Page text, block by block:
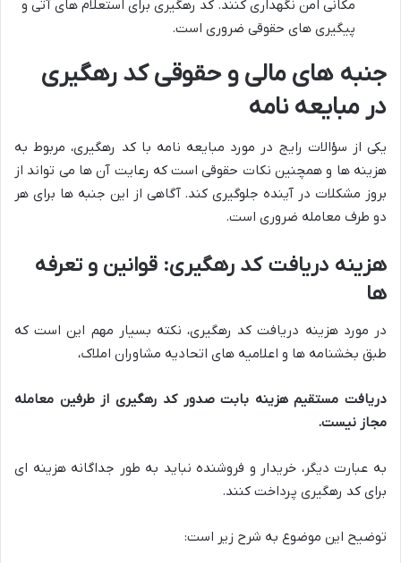
مکانی امن نگهداری کنند. کد رهگیری برای استعلام های آتی و
پیگیری های حقوقی ضروری است.
جنبه های مالی و حقوقی کد رهگیری
در مبایعه نامه
یکی از سؤالات رایج در مورد مبایعه نامه با کد رهگیری، مربوط به
هزینه ها و همچنین نکات حقوقی است که رعایت آن ها می تواند از
بروز مشکلات در آینده جلوگیری کند. آگاهی از این جنبه ها برای هر
دو طرف معامله ضروری است.
هزینه دریافت کد رهگیری: قوانین و تعرفه
ها
در مورد هزینه دریافت کد رهگیری، نکته بسیار مهم این است که
طبق بخشنامه ها و اعلامیه های اتحادیه مشاوران املاک،
دریافت مستقیم هزینه بابت صدور کد رهگیری از طرفین معامله
مجاز نیست.
به عبارت دیگر، خریدار و فروشنده نباید به طور جداگانه هزینه ای
برای کد رهگیری پرداخت کنند.
توضیح این موضوع به شرح زیر است: